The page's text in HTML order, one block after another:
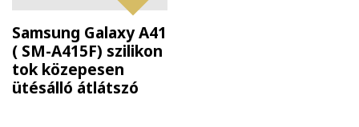
Samsung Galaxy A41
( SM-A415F) szilikon
tok közepesen
ütésálló átlátszó